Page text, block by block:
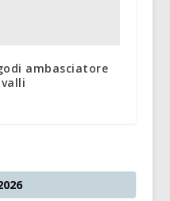
ambasciatore